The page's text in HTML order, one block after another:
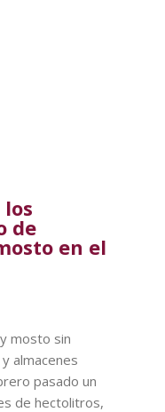
de
en el
mosto sin
almacenes
pasado un
de hectolitros,